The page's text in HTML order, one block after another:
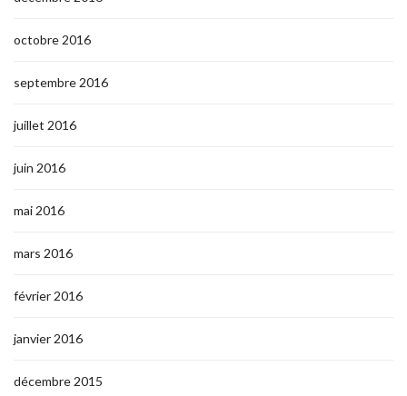
octobre 2016
septembre 2016
juillet 2016
juin 2016
mai 2016
mars 2016
février 2016
janvier 2016
décembre 2015